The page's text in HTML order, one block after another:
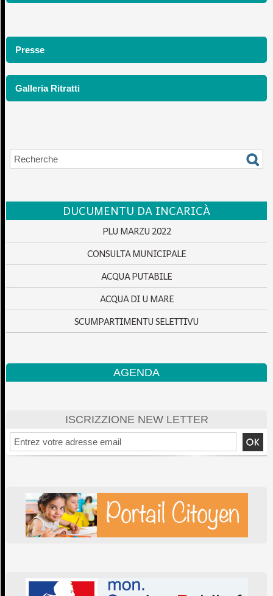
Presse
Galleria Ritratti
DUCUMENTU DA INCARICÀ
PLU MARZU 2022
CONSULTA MUNICIPALE
ACQUA PUTABILE
ACQUA DI U MARE
SCUMPARTIMENTU SELETTIVU
AGENDA
ISCRIZZIONE NEW LETTER